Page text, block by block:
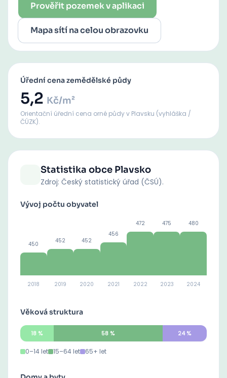
Prověřit pozemek v aplikaci
Mapa sítí na celou obrazovku
Úřední cena zemědělské půdy
5,2 Kč/m²
Orientační úřední cena orné půdyv Plavsku (vyhláška /
ČÚZK).
Statistika obce Plavsko
Zdroj: Český statistický úřad (ČSÚ).
Vývoj počtu obyvatel
450
2018
452
2019
452
2020
456
2021
472
2022
475
2023
480
2024
Věková struktura
18 % 58 % 24%
0–14 let 15–64 let 65+ let